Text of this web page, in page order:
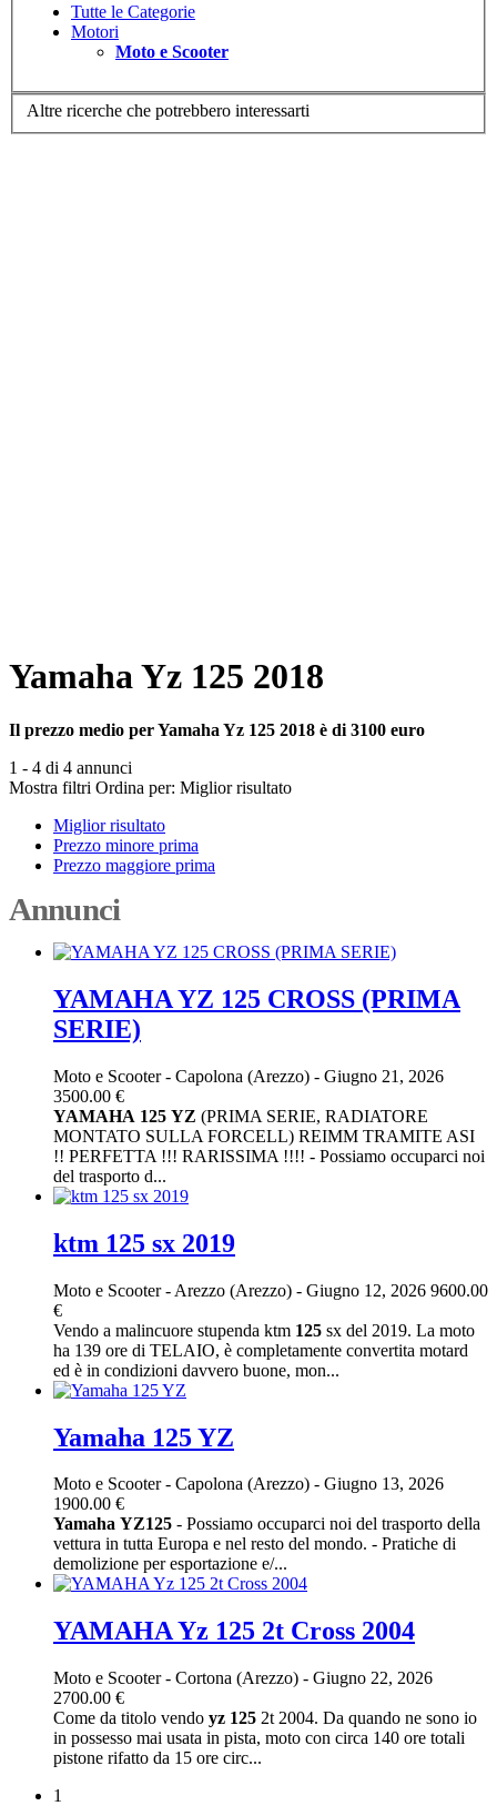
Tutte le Categorie
Motori
Moto e Scooter
Altre ricerche che potrebbero interessarti
Yamaha Yz 125 2018
Il prezzo medio per Yamaha Yz 125 2018 è di 3100 euro
1 - 4 di 4 annunci
Mostra filtri Ordina per: Miglior risultato
Miglior risultato
Prezzo minore prima
Prezzo maggiore prima
Annunci
YAMAHA YZ 125 CROSS (PRIMA
SERIE)
Moto e Scooter- Capolona (Arezzo) - Giugno 21, 2026
3500.00 €
YAMAHA 125 YZ (PRIMA SERIE, RADIATORE
MONTATO SULLA FORCELL) REIMM TRAMITE ASI
!! PERFETTA !!! RARISSIMA !!!! - Possiamo occuparci noi
del trasporto d...
ktm 125 sx 2019
Moto e Scooter- Arezzo (Arezzo) - Giugno 12, 2026 9600.00
€
Vendo a malincuore stupenda ktm 125 sx del 2019. La moto
ha 139 ore di TELAIO, è completamente convertita motard
ed è in condizioni davvero buone, mon...
Yamaha 125 YZ
Moto e Scooter- Capolona (Arezzo) - Giugno 13, 2026
1900.00 €
Yamaha YZ125 - Possiamo occuparci noi del trasporto della
vettura in tutta Europa e nel resto del mondo. - Pratiche di
demolizione per esportazione e/...
YAMAHA Yz 125 2t Cross 2004
Moto e Scooter- Cortona (Arezzo) - Giugno 22, 2026
2700.00 €
Come da titolo vendo yz 125 2t 2004. Da quando ne sono io
in possesso mai usata in pista, moto con circa 140 ore totali
pistone rifatto da 15 ore circ...
1